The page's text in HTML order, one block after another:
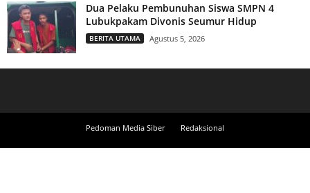
Dua Pelaku Pembunuhan Siswa SMPN 4
Lubukpakam Divonis Seumur Hidup
BERITA UTAMA Agustus 5, 2026
Pedoman Media Siber Redaksional